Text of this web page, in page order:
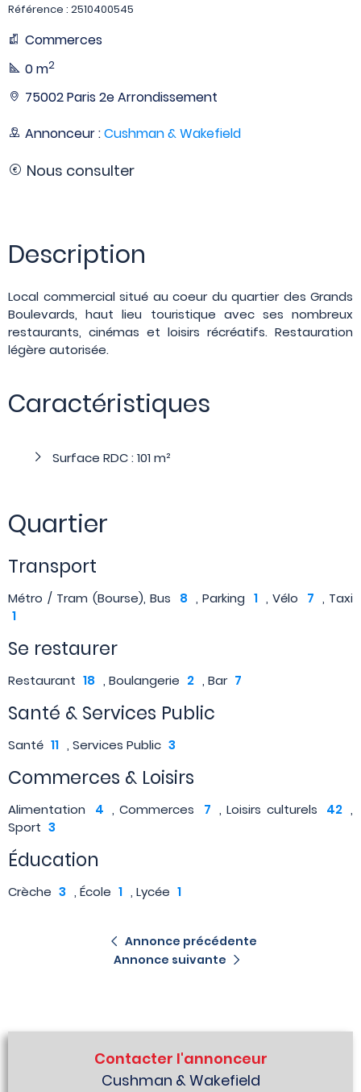
Référence : 2510400545
Commerces
0 m2
75002 Paris 2e Arrondissement
Annonceur :Cushman & Wakefield
Nous consulter
Description
Local commercial situé au coeur du quartier des Grands
Boulevards, haut lieu touristique avec ses nombreux
restaurants, cinémas et loisirs récréatifs. Restauration
légère autorisée.
Caractéristiques
Surface RDC : 101 m²
Quartier
Transport
Métro / Tram (Bourse), Bus 8 , Parking 1 , Vélo 7 , Taxi
1
Se restaurer
Restaurant 18 , Boulangerie 2 , Bar 7
Santé & Services Public
Santé 11 , Services Public 3
Commerces & Loisirs
Alimentation 4 , Commerces 7 , Loisirs culturels 42 ,
Sport 3
Éducation
Crèche 3 , École 1 , Lycée 1
Annonce précédente
Annonce suivante
Contacter l'annonceur
Cushman & Wakefield